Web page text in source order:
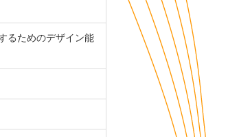
るためのデザイン能